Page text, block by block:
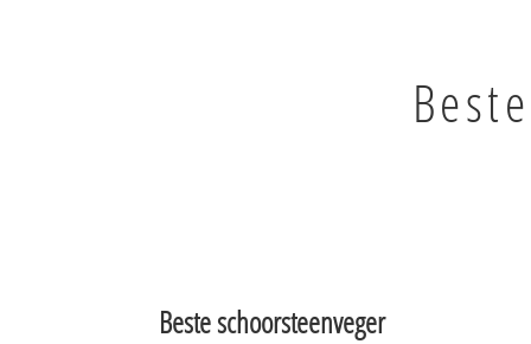
Beste schoorsteenveger